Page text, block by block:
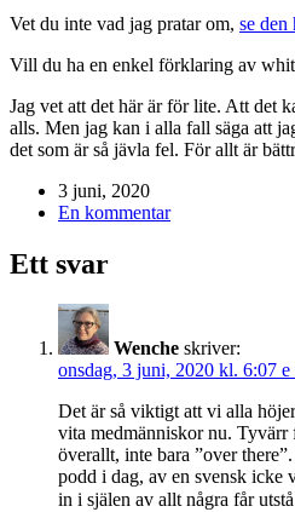
Vet du inte vad jag pratar om, se den
Vill du ha en enkel förklaring av
Jag vet att det här är för lite. Att det
alls. Men jag kan i alla fall säga att
det som är så jävla fel. För allt är
3 juni, 2020
En kommentar
Ett svar
Wenche skriver:
onsdag, 3 juni, 2020 kl. 6:07 e
Det är så viktigt att vi alla
vita medmänniskor nu.
överallt, inte bara ”over
podd i dag, av en svensk
in i själen av allt några får